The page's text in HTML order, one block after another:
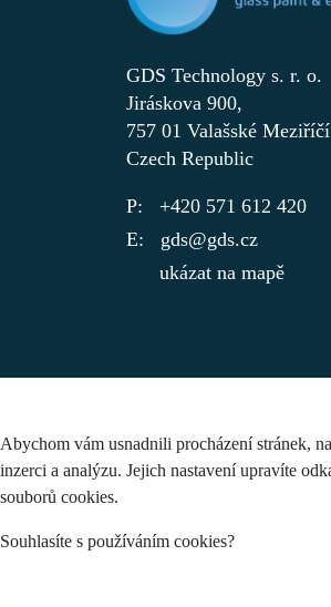
GDS Technology s. r. o.
Jiráskova 900,
757 01 Valašské Meziříčí
Czech Republic
+420 571 612 420
gds@gds.cz
ukázat na mapě
Abychom vám usnadnili procházení stránek,
inzerci a analýzu. Jejich nastavení upravíte
souborů cookies.
Souhlasíte s používáním cookies?